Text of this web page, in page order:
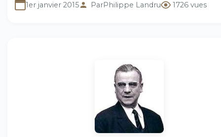
1er janvier 2015 ParPhilippe Landru 1726 vues